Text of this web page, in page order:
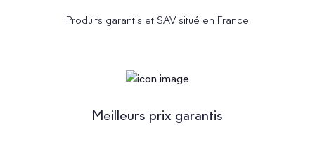
Produits garantis et SAV situé en France
Meilleurs prix garantis